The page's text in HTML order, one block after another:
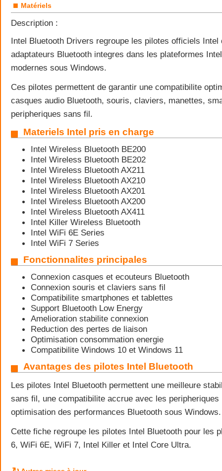
■ Matériels
Description :
Intel Bluetooth Drivers regroupe les pilotes officiels Intel
adaptateurs Bluetooth integres dans les plateformes
modernes sous Windows.
Ces pilotes permettent de garantir une compatibilite
casques audio Bluetooth, souris, claviers, manettes,
peripheriques sans fil.
Materiels Intel pris en charge
Intel Wireless Bluetooth BE200
Intel Wireless Bluetooth BE202
Intel Wireless Bluetooth AX211
Intel Wireless Bluetooth AX210
Intel Wireless Bluetooth AX201
Intel Wireless Bluetooth AX200
Intel Wireless Bluetooth AX411
Intel Killer Wireless Bluetooth
Intel WiFi 6E Series
Intel WiFi 7 Series
Fonctionnalites principales
Connexion casques et ecouteurs Bluetooth
Connexion souris et claviers sans fil
Compatibilite smartphones et tablettes
Support Bluetooth Low Energy
Amelioration stabilite connexion
Reduction des pertes de liaison
Optimisation consommation energie
Compatibilite Windows 10 et Windows 11
Avantages des pilotes Intel Bluetooth
Les pilotes Intel Bluetooth permettent une meilleure
sans fil, une compatibilite accrue avec les peripheriques
optimisation des performances Bluetooth sous Windows.
Cette fiche regroupe les pilotes Intel Bluetooth pour les
6, WiFi 6E, WiFi 7, Intel Killer et Intel Core Ultra.